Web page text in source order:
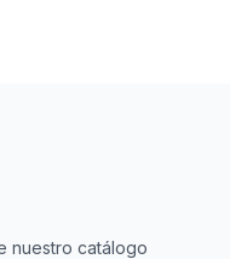
nuestro catálogo